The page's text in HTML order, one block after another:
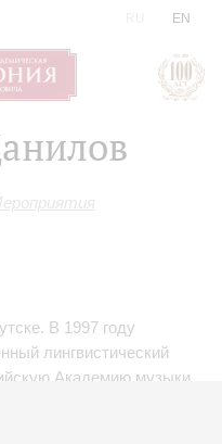
EN
В 1997 году
лингвистический
Академию музыки